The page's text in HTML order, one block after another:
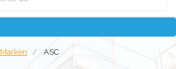
Marken ASC